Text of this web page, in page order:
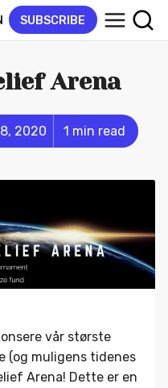
SUBSCRIBE
Arena
2020 1 min read
vår største
(og muligens tidenes
Arena! Dette er en